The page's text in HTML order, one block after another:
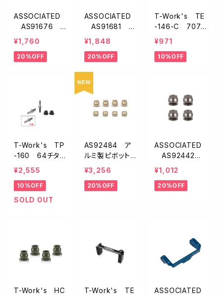
ASSOCIATED
AS91676
キャスターハット
ブッシング【B6
系/B7系】
¥1,760
20%OFF
ASSOCIATED
AS91681 キ
ャスターブロック
ハットブッシン
グ・0.5/1.5/2.5
¥1,848
20%OFF
T-Work's TE
-146-C 7075
アルミ製アルミ
ブッシング C【ア
¥971
10%OFF
T-Work's TP
-160 64チタン
製ロアショック
スクリュー【1/10
オフ用/2本入】
¥2,555
10%OFF
SOLD OUT
AS92484 ア
ルミ製ピボット
ボールセット【B
¥3,256
20%OFF
ASSOCIATED
AS92442
キャスターブロッ
クピボットボー
ル【B7】
¥1,012
20%OFF
T-Work's HC
T-Work's TE
ASSOCIATED